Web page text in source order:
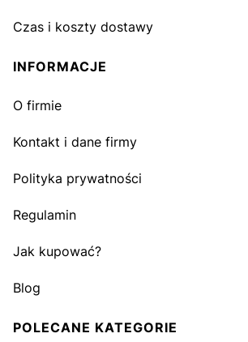
Czas i koszty dostawy
INFORMACJE
O firmie
Kontakt i dane firmy
Polityka prywatności
Regulamin
Jak kupować?
Blog
POLECANE KATEGORIE